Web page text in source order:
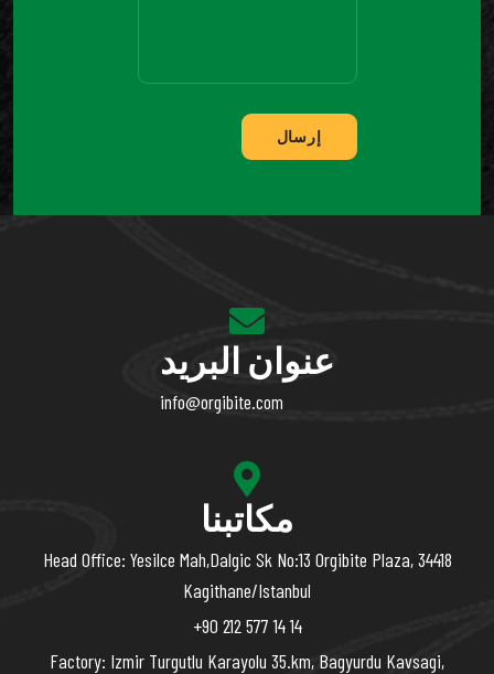
إرسال
عنوان البريد
info@orgibite.com
مكاتبنا
Head Office: Yesilce Mah,Dalgic Sk No:13 Orgibite Plaza, 34418
Kagithane/Istanbul
+90 212 577 14 14
Factory: Izmir Turgutlu Karayolu 35.km, Bagyurdu Kavsagi,